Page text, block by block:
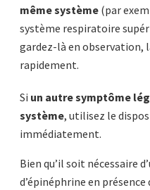
même système (par
système respiratoire
gardez-là en
rapidement.
Si un autre symptôme
système, utilisez le
immédiatement.
Bien qu’il soit nécessaire
d’épinéphrine en